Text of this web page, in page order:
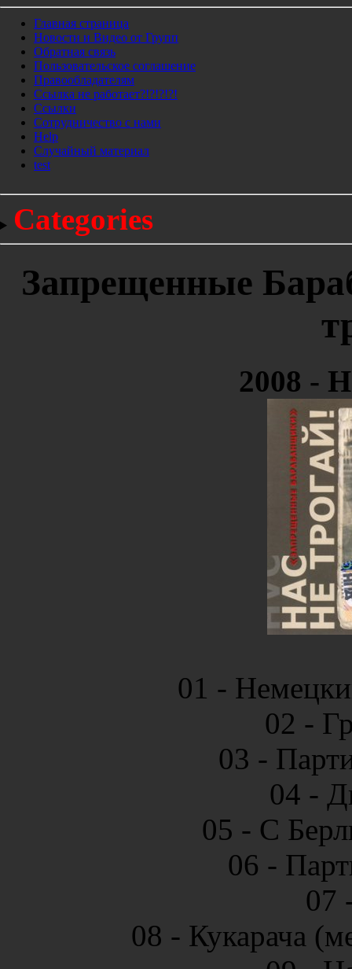
Главная страница
Новости и Видео от Групп
Обратная связь
Пользовательское соглашение
Правообладателям
Ссылка не работает?!?!?!?!
Ссылки
Сотрудничество с нами
Help
Cлучайный материал
test
Categories
Запрещенные
2008 -
01 -
02 -
03 -
04 -
05 - С
06 -
07
08 - Кукарача